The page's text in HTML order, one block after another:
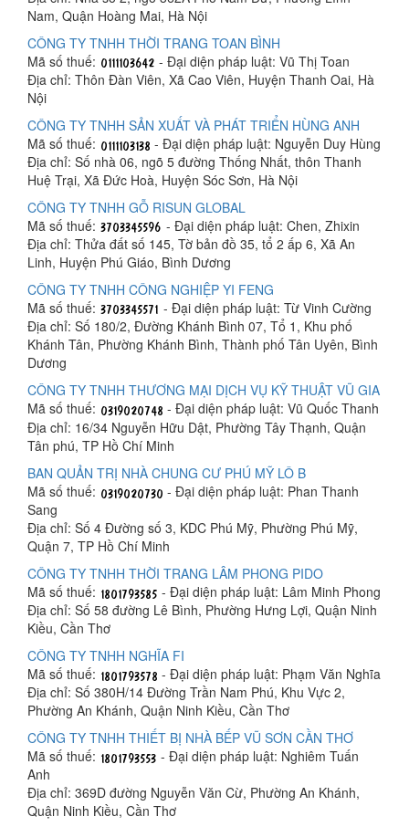
Nam, Quận Hoàng Mai, Hà Nội
CÔNG TY TNHH THỜI TRANG TOAN BÌNH
Mã số thuế:
- Đại diện pháp luật: Vũ Thị Toan
Địa chỉ: Thôn Đàn Viên, Xã Cao Viên, Huyện Thanh Oai, Hà
Nội
CÔNG TY TNHH SẢN XUẤT VÀ PHÁT TRIỂN HÙNG ANH
Mã số thuế:
- Đại diện pháp luật: Nguyễn Duy Hùng
Địa chỉ: Số nhà 06, ngõ 5 đường Thống Nhất, thôn Thanh
Huệ Trại, Xã Đức Hoà, Huyện Sóc Sơn, Hà Nội
CÔNG TY TNHH GỖ RISUN GLOBAL
Mã số thuế:
- Đại diện pháp luật: Chen, Zhixin
Địa chỉ: Thửa đất số 145, Tờ bản đồ 35, tổ 2 ấp 6, Xã An
Linh, Huyện Phú Giáo, Bình Dương
CÔNG TY TNHH CÔNG NGHIỆP YI FENG
Mã số thuế:
- Đại diện pháp luật: Từ Vinh Cường
Địa chỉ: Số 180/2, Đường Khánh Bình 07, Tổ 1, Khu phố
Khánh Tân, Phường Khánh Bình, Thành phố Tân Uyên, Bình
Dương
CÔNG TY TNHH THƯƠNG MẠI DỊCH VỤ KỸ THUẬT VŨ GIA
Mã số thuế:
- Đại diện pháp luật: Vũ Quốc Thanh
Địa chỉ: 16/34 Nguyễn Hữu Dật, Phường Tây Thạnh, Quận
Tân phú, TP Hồ Chí Minh
BAN QUẢN TRỊ NHÀ CHUNG CƯ PHÚ MỸ LÔ B
Mã số thuế:
- Đại diện pháp luật: Phan Thanh
Sang
Địa chỉ: Số 4 Đường số 3, KDC Phú Mỹ, Phường Phú Mỹ,
Quận 7, TP Hồ Chí Minh
CÔNG TY TNHH THỜI TRANG LÂM PHONG PIDO
Mã số thuế:
- Đại diện pháp luật: Lâm Minh Phong
Địa chỉ: Số 58 đường Lê Bình, Phường Hưng Lợi, Quận Ninh
Kiều, Cần Thơ
CÔNG TY TNHH NGHĨA FI
Mã số thuế:
- Đại diện pháp luật: Phạm Văn Nghĩa
Địa chỉ: Số 380H/14 Đường Trần Nam Phú, Khu Vực 2,
Phường An Khánh, Quận Ninh Kiều, Cần Thơ
CÔNG TY TNHH THIẾT BỊ NHÀ BẾP VŨ SƠN CẦN THƠ
Mã số thuế:
- Đại diện pháp luật: Nghiêm Tuấn
Anh
Địa chỉ: 369D đường Nguyễn Văn Cừ, Phường An Khánh,
Quận Ninh Kiều, Cần Thơ